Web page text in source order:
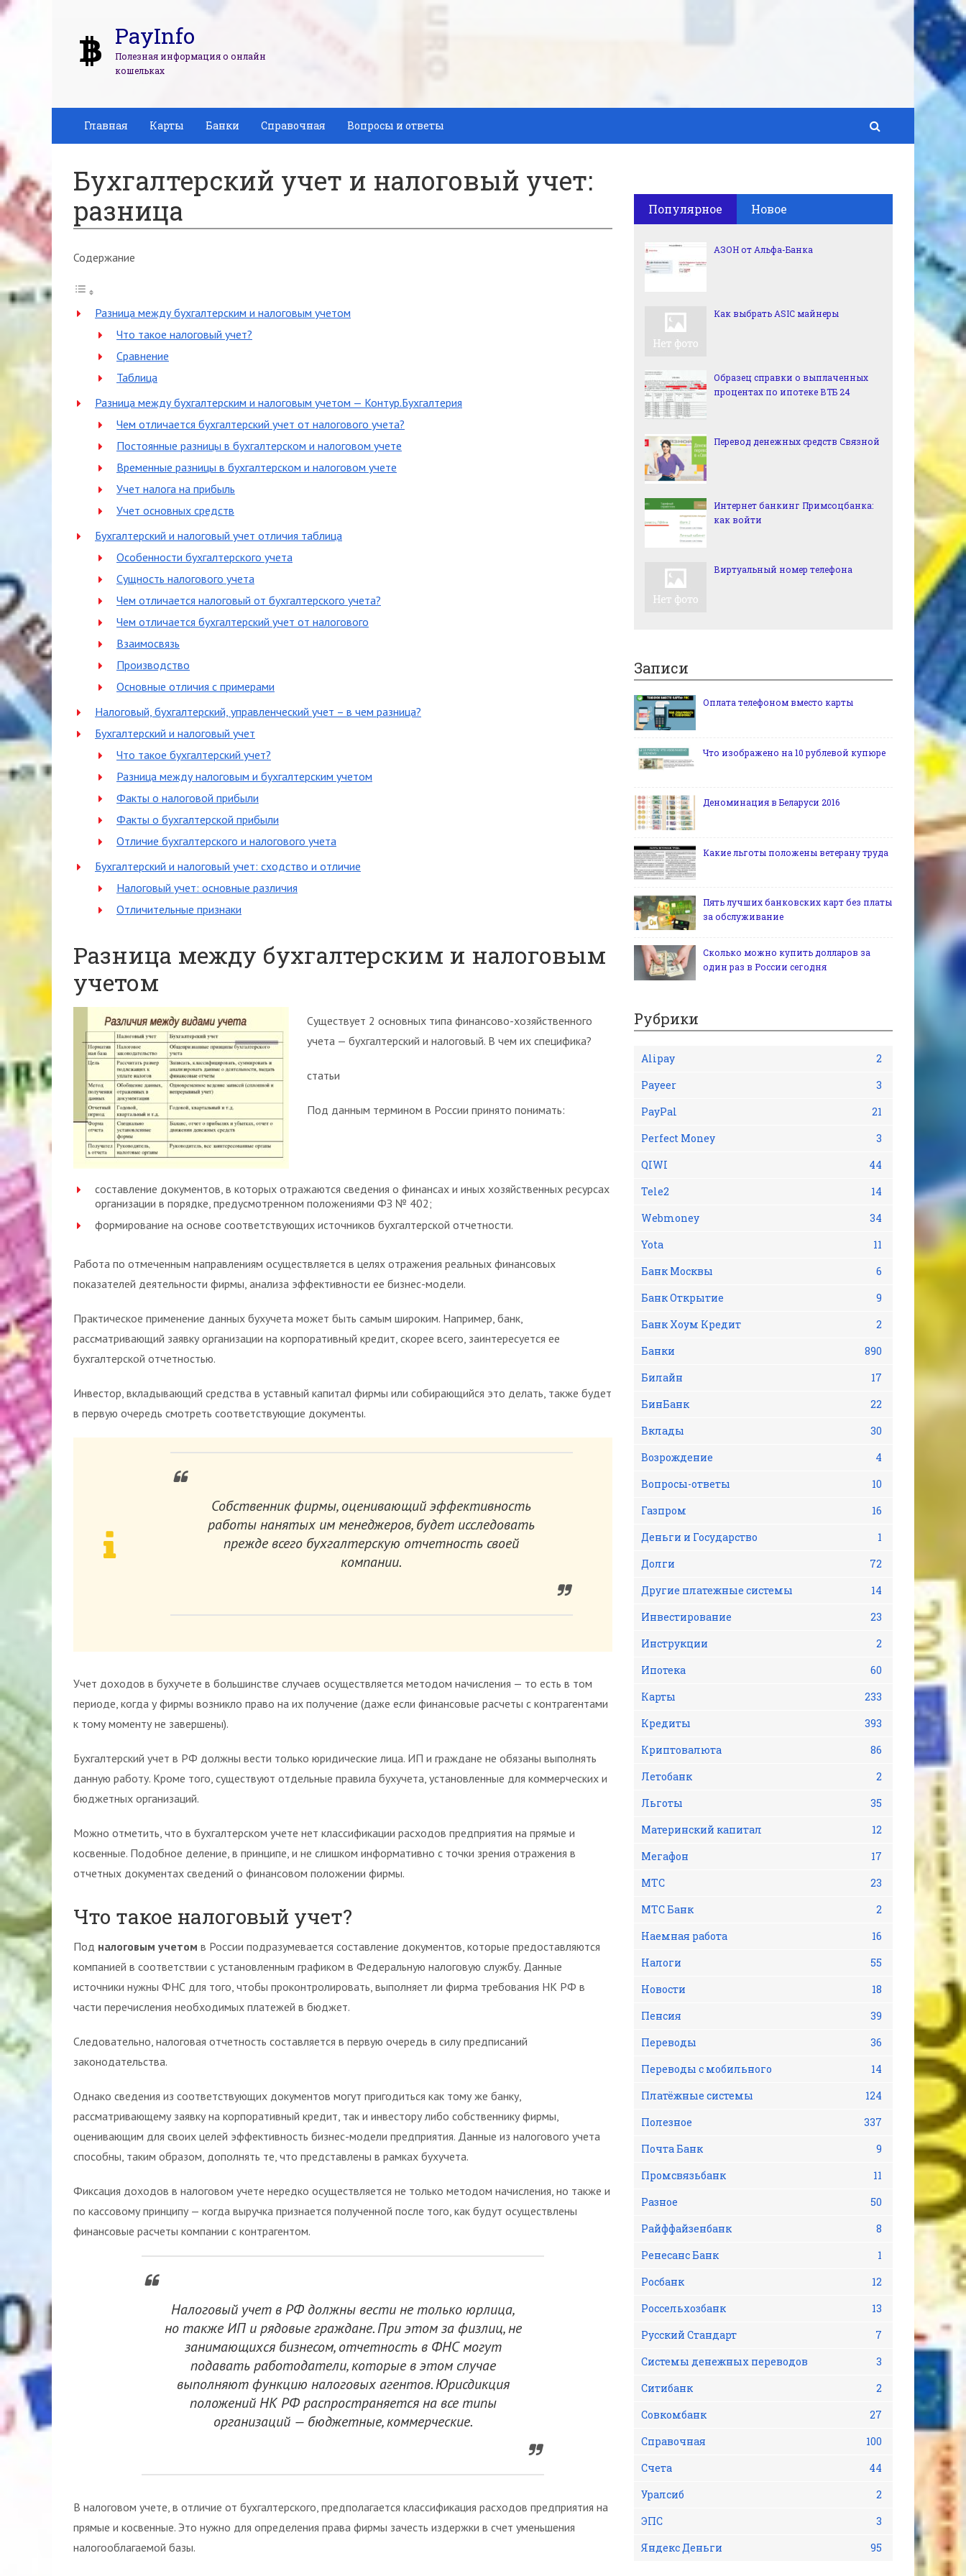
PayInfo
Полезная информация о онлайн
кошельках
Главная Карты Банки Справочная Вопросы и ответы
Бухгалтерский учет и налоговый учет:
разница
Содержание
Разница между бухгалтерским и налоговым учетом
Что такое налоговый учет?
Сравнение
Таблица
Разница между бухгалтерским и налоговым учетом — Контур.Бухгалтерия
Чем отличается бухгалтерский учет от налогового учета?
Постоянные разницы в бухгалтерском и налоговом учете
Временные разницы в бухгалтерском и налоговом учете
Учет налога на прибыль
Учет основных средств
Бухгалтерский и налоговый учет отличия таблица
Особенности бухгалтерского учета
Сущность налогового учета
Чем отличается налоговый от бухгалтерского учета?
Чем отличается бухгалтерский учет от налогового
Взаимосвязь
Производство
Основные отличия с примерами
Налоговый, бухгалтерский, управленческий учет – в чем разница?
Бухгалтерский и налоговый учет
Что такое бухгалтерский учет?
Разница между налоговым и бухгалтерским учетом
Факты о налоговой прибыли
Факты о бухгалтерской прибыли
Отличие бухгалтерского и налогового учета
Бухгалтерский и налоговый учет: сходство и отличие
Налоговый учет: основные различия
Отличительные признаки
Разница между бухгалтерским и налоговым
учетом
Существует 2 основных типа финансово-хозяйственного
учета — бухгалтерский и налоговый. В чем их специфика?
статьи
Под данным термином в России принято понимать:
составление документов, в которых отражаются сведения о финансах и иных хозяйственных ресурсах
организации в порядке, предусмотренном положениями ФЗ № 402;
формирование на основе соответствующих источников бухгалтерской отчетности.
Работа по отмеченным направлениям осуществляется в целях отражения реальных финансовых
показателей деятельности фирмы, анализа эффективности ее бизнес-модели.
Практическое применение данных бухучета может быть самым широким. Например, банк,
рассматривающий заявку организации на корпоративный кредит, скорее всего, заинтересуется ее
бухгалтерской отчетностью.
Инвестор, вкладывающий средства в уставный капитал фирмы или собирающийся это делать, также будет
в первую очередь смотреть соответствующие документы.
Собственник фирмы, оценивающий эффективность
работы нанятых им менеджеров, будет исследовать
прежде всего бухгалтерскую отчетность своей
компании.
Учет доходов в бухучете в большинстве случаев осуществляется методом начисления — то есть в том
периоде, когда у фирмы возникло право на их получение (даже если финансовые расчеты с контрагентами
к тому моменту не завершены).
Бухгалтерский учет в РФ должны вести только юридические лица. ИП и граждане не обязаны выполнять
данную работу. Кроме того, существуют отдельные правила бухучета, установленные для коммерческих и
бюджетных организаций.
Можно отметить, что в бухгалтерском учете нет классификации расходов предприятия на прямые и
косвенные. Подобное деление, в принципе, и не слишком информативно с точки зрения отражения в
отчетных документах сведений о финансовом положении фирмы.
Что такое налоговый учет?
Под налоговым учетом в России подразумевается составление документов, которые предоставляются
компанией в соответствии с установленным графиком в Федеральную налоговую службу. Данные
источники нужны ФНС для того, чтобы проконтролировать, выполняет ли фирма требования НК РФ в
части перечисления необходимых платежей в бюджет.
Следовательно, налоговая отчетность составляется в первую очередь в силу предписаний
законодательства.
Однако сведения из соответствующих документов могут пригодиться как тому же банку,
рассматривающему заявку на корпоративный кредит, так и инвестору либо собственнику фирмы,
оценивающим для своих целей эффективность бизнес-модели предприятия. Данные из налогового учета
способны, таким образом, дополнять те, что представлены в рамках бухучета.
Фиксация доходов в налоговом учете нередко осуществляется не только методом начисления, но также и
по кассовому принципу — когда выручка признается полученной после того, как будут осуществлены
финансовые расчеты компании с контрагентом.
Налоговый учет в РФ должны вести не только юрлица,
но также ИП и рядовые граждане. При этом за физлиц, не
занимающихся бизнесом, отчетность в ФНС могут
подавать работодатели, которые в этом случае
выполняют функцию налоговых агентов. Юрисдикция
положений НК РФ распространяется на все типы
организаций — бюджетные, коммерческие.
В налоговом учете, в отличие от бухгалтерского, предполагается классификация расходов предприятия на
прямые и косвенные. Это нужно для определения права фирмы зачесть издержки в счет уменьшения
налогооблагаемой базы.
Популярное Новое
АЗОН от Альфа-Банка
Как выбрать ASIC майнеры
Образец справки о выплаченных
процентах по ипотеке ВТБ 24
Перевод денежных средств Связной
Интернет банкинг Примсоцбанка:
как войти
Виртуальный номер телефона
Записи
Оплата телефоном вместо карты
Что изображено на 10 рублевой купюре
Деноминация в Беларуси 2016
Какие льготы положены ветерану труда
Пять лучших банковских карт без платы
за обслуживание
Сколько можно купить долларов за
один раз в России сегодня
Рубрики
Alipay
2
Payeer
3
PayPal
21
Perfect Money
3
QIWI
44
Tele2
14
Webmoney
34
Yota
11
Банк Москвы
6
Банк Открытие
9
Банк Хоум Кредит
2
Банки
890
Билайн
17
БинБанк
22
Вклады
30
Возрождение
4
Вопросы-ответы
10
Газпром
16
Деньги и Государство
1
Долги
72
Другие платежные системы
14
Инвестирование
23
Инструкции
2
Ипотека
60
Карты
233
Кредиты
393
Криптовалюта
86
Летобанк
2
Льготы
35
Материнский капитал
12
Мегафон
17
МТС
23
МТС Банк
2
Наемная работа
16
Налоги
55
Новости
18
Пенсия
39
Переводы
36
Переводы с мобильного
14
Платёжные системы
124
Полезное
337
Почта Банк
9
Промсвязьбанк
11
Разное
50
Райффайзенбанк
8
Ренесанс Банк
1
Росбанк
12
Россельхозбанк
13
Русский Стандарт
7
Системы денежных переводов
3
Ситибанк
2
Совкомбанк
27
Справочная
100
Счета
44
Уралсиб
2
ЭПС
3
Яндекс Деньги
95